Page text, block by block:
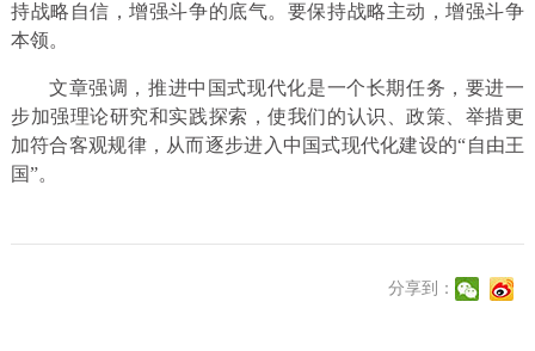
持战略自信，增强斗争的底气。要保持战略主动，增强斗争
本领。
文章强调，推进中国式现代化是一个长期任务，要进一
步加强理论研究和实践探索，使我们的认识、政策、举措更
加符合客观规律，从而逐步进入中国式现代化建设的“自由王
国”。
分享到：